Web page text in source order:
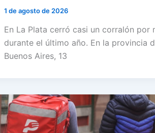
1 de agosto de 2026
En La Plata cerró casi un corralón por
durante el último año. En la provincia
Buenos Aires, 13